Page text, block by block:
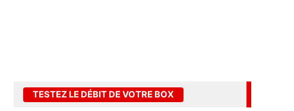
TESTEZ LE DÉBIT DE VOTRE BOX